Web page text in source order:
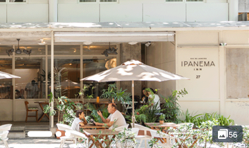
56